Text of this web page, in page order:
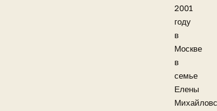
2001
году
в
Москве
в
семье
Елены